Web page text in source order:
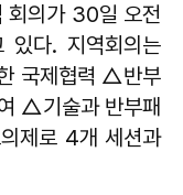
회의가 30일 오전
있다. 지역회의는
국제협력 △반부
△기술과 반부패
제로 4개 세션과